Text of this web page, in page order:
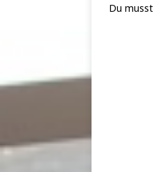
Du musst